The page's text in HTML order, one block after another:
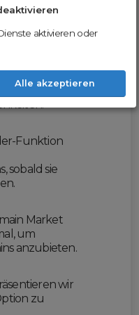
und profitiere
den
bieten dir
Funktion
sobald sie
Market
um
anzubieten.
wir
zu
aktivieren oder
Alle akzeptieren